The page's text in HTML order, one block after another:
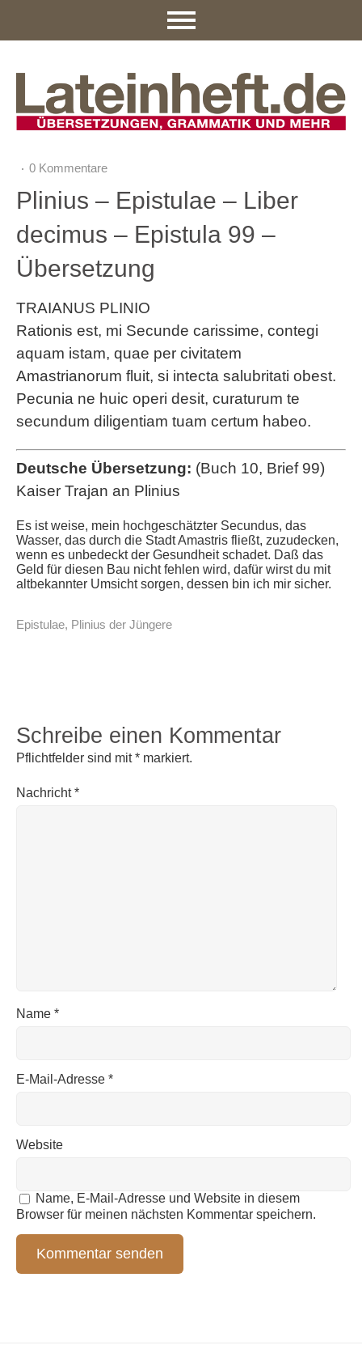
0 Kommentare
Plinius – Epistulae – Liber
decimus – Epistula 99 –
Übersetzung
TRAIANUS PLINIO
Rationis est, mi Secunde carissime, contegi
aquam istam, quae per civitatem
Amastrianorum fluit, si intecta salubritati obest.
Pecunia ne huic operi desit, curaturum te
secundum diligentiam tuam certum habeo.
Deutsche Übersetzung: (Buch 10, Brief 99)
Kaiser Trajan an Plinius
Es ist weise, mein hochgeschätzter Secundus, das
Wasser, das durch die Stadt Amastris fließt, zuzudecken,
wenn es unbedeckt der Gesundheit schadet. Daß das
Geld für diesen Bau nicht fehlen wird, dafür wirst du mit
altbekannter Umsicht sorgen, dessen bin ich mir sicher.
Epistulae, Plinius der Jüngere
Schreibe einen Kommentar
Pflichtfelder sind mit* markiert.
Nachricht*
Name *
E-Mail-Adresse *
Website
Name, E-Mail-Adresse und Website in diesem
Browser für meinen nächsten Kommentar speichern.